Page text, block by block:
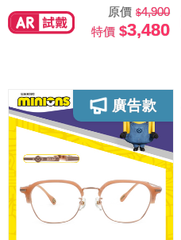
原價
4,900
特價
3,480